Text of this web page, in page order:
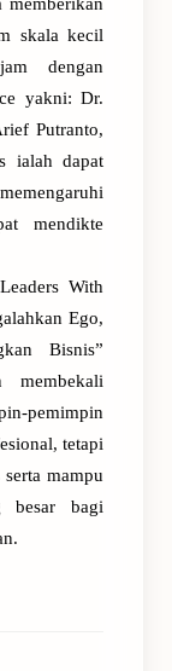
skala kecil
dengan
yakni: Dr.
Putranto,
ialah dapat
mendikte
With
Ego,
Bisnis”
membekali
pemimpin
tetapi
mampu
besar bagi